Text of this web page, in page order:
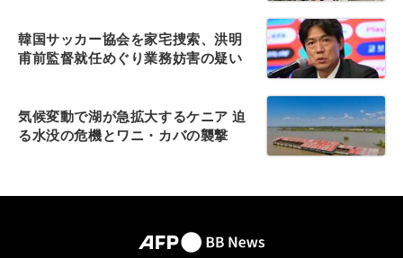
韓国サッカー協会を家宅捜索、洪明
甫前監督就任めぐり業務妨害の疑い
気候変動で湖が急拡大するケニア 迫
る水没の危機とワニ・カバの襲撃